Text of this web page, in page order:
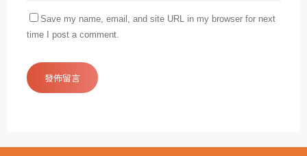
Save my name, email, and site URL in my browser for next
time I post a comment.